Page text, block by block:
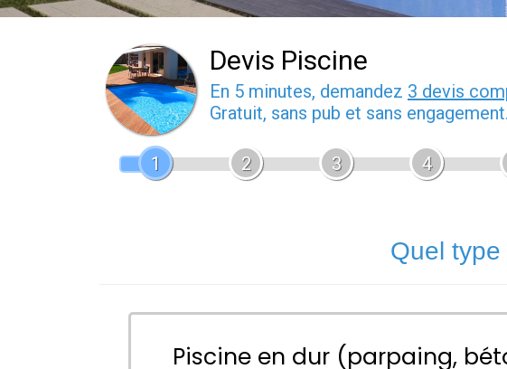
Devis Piscine
En 5 minutes, demandez 3 devis
Gratuit, sans pub et sans engagement.
1 2 3 4
Quel
Piscine en dur (parpaing,